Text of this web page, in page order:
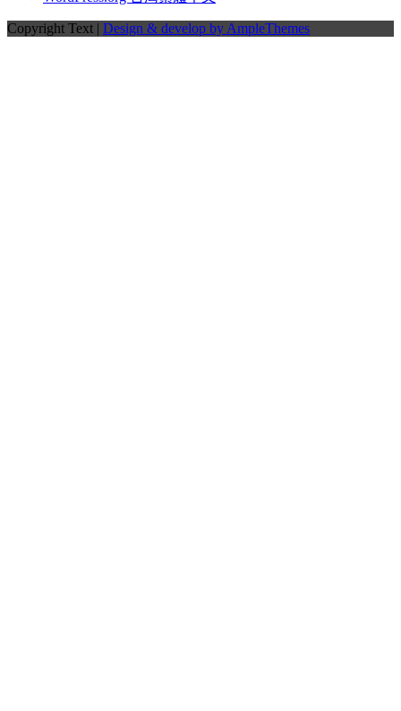
Copyright Text | Design & develop by AmpleThemes